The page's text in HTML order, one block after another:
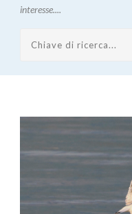
interesse....